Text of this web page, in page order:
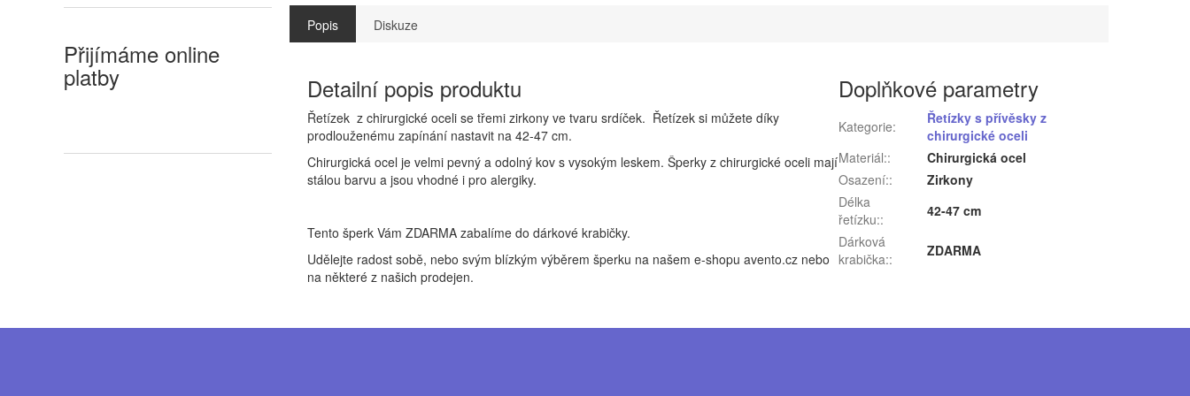
Přijímáme online
platby
Popis Diskuze
Detailní popis produktu
Řetízek z chirurgické oceli se třemi zirkony ve tvaru srdíček. Řetízek si můžete díky
prodlouženému zapínání nastavit na 42-47 cm.
Chirurgická ocel je velmi pevný a odolný kov s vysokým leskem. Šperky z chirurgické oceli mají
stálou barvu a jsou vhodné i pro alergiky.
Tento šperk Vám ZDARMA zabalíme do dárkové krabičky.
Udělejte radost sobě, nebo svým blízkým výběrem šperku na našem e-shopu avento.cz nebo
na některé z našich prodejen.
Doplňkové parametry
Kategorie:
Řetízky s přívěsky z
chirurgické oceli
Materiál::
Chirurgická ocel
Osazení::
Zirkony
Délka
řetízku::
42-47 cm
Dárková
krabička:: ZDARMA